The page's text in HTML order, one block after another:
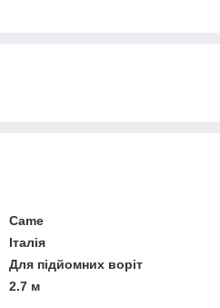
Came
Італія
Для підйомних воріт
2.7 м